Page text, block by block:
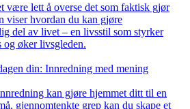
være lett å overse det som faktisk gjør
viser hvordan du kan gjøre
del av livet – en livsstil som styrker
og øker livsgleden.
din: Innredning med mening
kan gjøre hjemmet ditt til en
gjennomtenkte grep kan du skape et